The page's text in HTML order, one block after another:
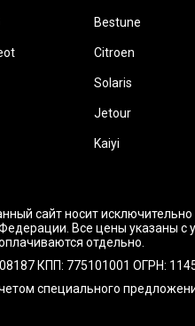
Bestune
Citroen
Solaris
Jetour
Kaiyi
сайт носит
Все цены указаны
отдельно.
КПП: 775101001 ОГРН:
специального